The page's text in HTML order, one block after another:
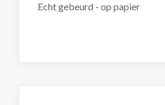
Echt gebeurd - op papier